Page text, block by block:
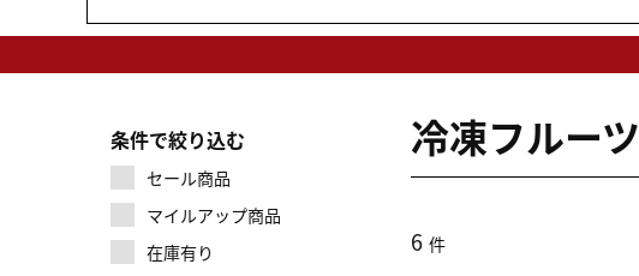
マイルアップ商品
条件で絞り込む
セール商品
在庫有り
冷凍フルーツ
6 件